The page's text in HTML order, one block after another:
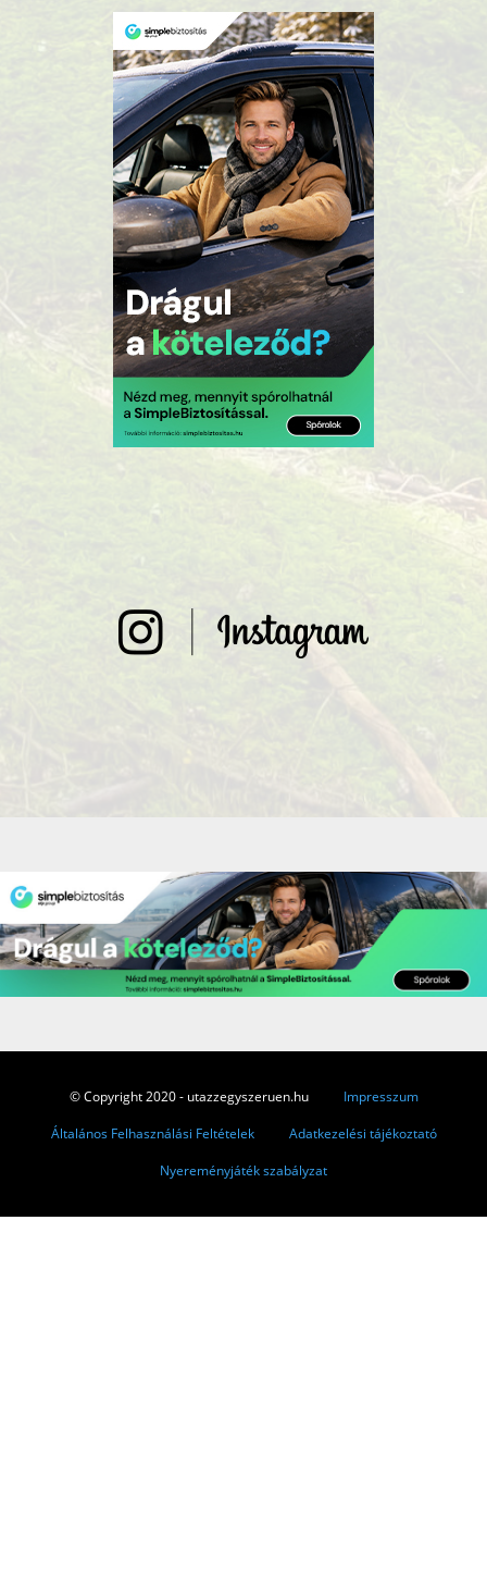
© Copyright 2020 - utazzegyszeruen.hu
Impresszum
Általános Felhasználási Feltételek
Adatkezelési tájékoztató
Nyereményjáték szabályzat